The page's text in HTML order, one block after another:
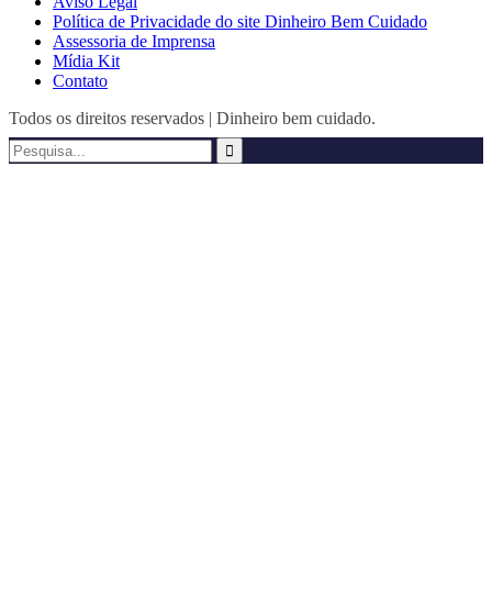
Política de Privacidade do site Dinheiro Bem Cuidado
Assessoria de Imprensa
Mídia Kit
Contato
Todos os direitos reservados | Dinheiro bem cuidado.